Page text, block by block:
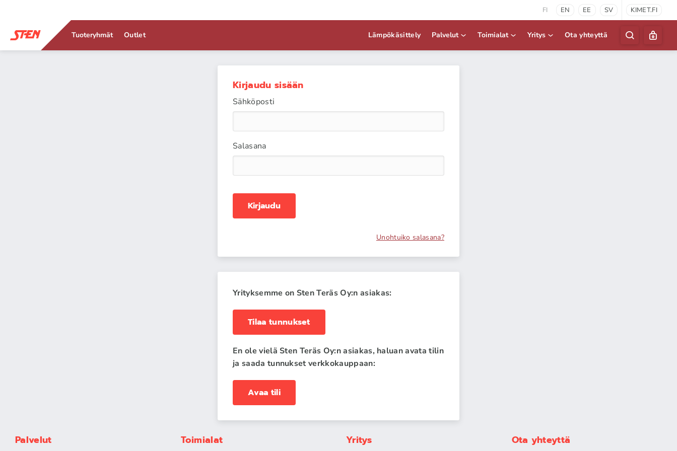
FI EN EE SV KIMET.FI
Tuoteryhmät Outlet Lämpökäsittely Palvelut Toimialat Yritys Ota yhteyttä
Kirjaudu sisään
Sähköposti
Salasana
Kirjaudu
Unohtuiko salasana?
Yrityksemme on Sten Teräs Oy:n asiakas:
Tilaa tunnukset
En ole vielä Sten Teräs Oy:n asiakas, haluan avata tilin
ja saada tunnukset verkkokauppaan:
Avaa tili
Palvelut Toimialat Yritys Ota yhteyttä